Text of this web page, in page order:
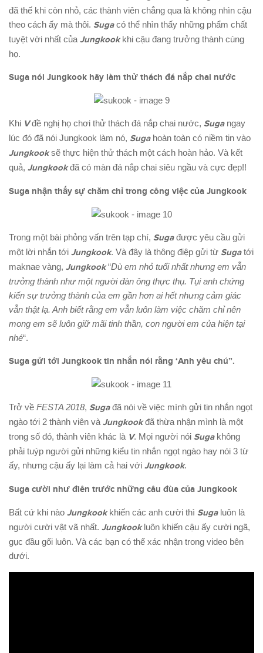
đã thế khi còn nhỏ, các thành viên chẳng qua là không nhìn cậu
theo cách ấy mà thôi. Sugacó thể nhìn thấy những phẩm chất
tuyệt vời nhất của Jungkookkhi cậu đang trưởng thành cùng
họ.
Suga nói Jungkook hãy làm thử thách đá nắp chai nước
Khi Vđề nghị họ chơi thử thách đá nắp chai nước, Suga ngay
lúc đó đã nói Jungkook làm nó, Suga hoàn toàn có niềm tin vào
Jungkooksẽ thực hiện thử thách một cách hoàn hảo. Và kết
quả, Jungkookđã có màn đá nắp chai siêu ngầu và cực đẹp!!
Suga nhận thấy sự chăm chỉ trong công việc của Jungkook
Trong một bài phỏng vấn trên tạp chí, Sugađược yêu cầu gửi
một lời nhắn tới Jungkook. Và đây là thông điệp gửi từ Sugatới
maknae vàng, Jungkook“Dù em nhỏ tuổi nhất nhưng em vẫn
trưởng thành như một người đàn ông thực thụ. Tụi anh chứng
kiến sự trưởng thành của em gần hơn ai hết nhưng cảm giác
vẫn thật lạ. Anh biết rằng em vẫn luôn làm việc chăm chỉ nên
mong em sẽ luôn giữ mãi tinh thần, con người em của hiện tại
nhé“.
Suga gửi tới Jungkook tin nhắn nói rằng ‘Anh yêu chú”.
Trở về FESTA 2018, Sugađã nói về việc mình gửi tin nhắn ngọt
ngào tới 2 thành viên và Jungkookđã thừa nhận mình là một
trong số đó, thành viên khác là V. Mọi người nói Suga không
phải tuýp người gửi những kiểu tin nhắn ngọt ngào hay nói 3 từ
ấy, nhưng cậu ấy lại làm cả hai với Jungkook.
Suga cười như điên trước những câu đùa của Jungkook
Bất cứ khi nào Jungkookkhiến các anh cười thì Suga luôn là
người cười vật vã nhất. Jungkookluôn khiến cậu ấy cười ngã,
gục đầu gối luôn. Và các bạn có thể xác nhận trong video bên
dưới.